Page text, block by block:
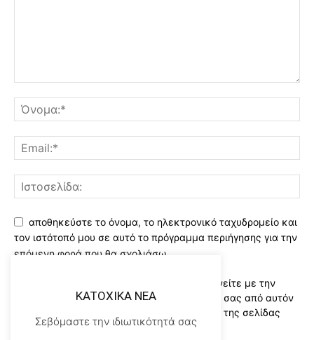
αποθηκεύστε το όνομα, το ηλεκτρονικό ταχυδρομείο και
τον ιστότοπό μου σε αυτό το πρόγραμμα περιήγησης για την
επόμενη φορά που θα σχολιάσω.
Χρησιμοποιώντας αυτό το έντυπο συμφωνείτε με την
αποθήκευση και χειρισμό των δεδομένων σας από αυτόν
τον ιστότοπο..Διαβάστε του ορους χρήσης της σελίδας
μας*
KATOXIKA NEA
Σεβόμαστε την ιδιωτικότητά σας